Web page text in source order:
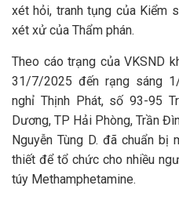
xét hỏi, tranh tụng của Kiểm
xét xử của Thẩm phán.
Theo cáo trạng của VKSND
31/7/2025 đến rạng sáng
nghỉ Thịnh Phát, số 93-95
Dương, TP Hải Phòng, Trần
Nguyễn Tùng D. đã chuẩn bị
thiết để tổ chức cho nhiều
túy Methamphetamine.